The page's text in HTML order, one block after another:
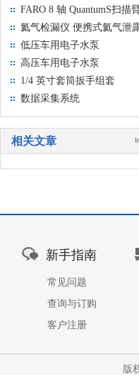
FARO 8 轴 QuantumS扫描
氦气检漏仪 便携式氦气泄
检测仪
低压车用电子水泵
高压车用电子水泵
1/4 英寸套筒扳手组套
数据采集系统
相关文章
新手指南
常见问题
查询与订购
客户注册
版